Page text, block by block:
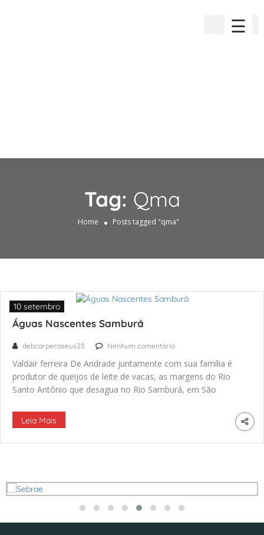
☰
Tag: Qma
Home Posts tagged "qma"
Águas Nascentes Samburá
10 setembro
debcarpecaseus23 Nenhum comentário
Valdair ferreira De Andrade juntamente com sua família é
produtor de queijos de leite de vacas, as margens do Rio
Santo Antônio que desagua no Rio Samburá, em São
povo humilde e trabalhador. Fazemos queijos á quase 50
anos e com isso veio de geração […]
Leia Mais